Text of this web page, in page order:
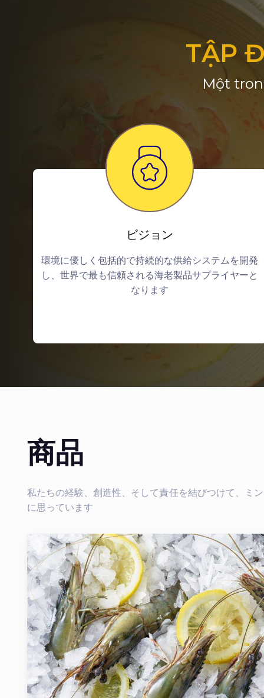
TẬP
Một
ビジョン
環境に優しく包括的で持続的な供給システムを開発
し、世界で最も信頼される海老製品サプライヤーと
なります
商品
私たちの経験、創造性、そして責任を結びつけて、ミ
に思っています